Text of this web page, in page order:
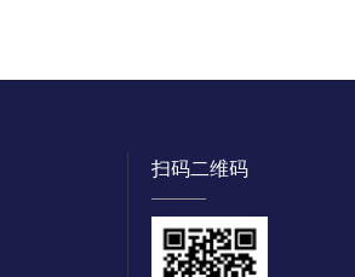
扫码二维码